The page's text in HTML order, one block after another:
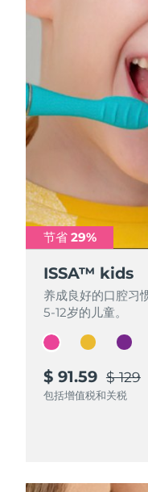
节省 29%
ISSA™ kids
养成良好的口腔习
5-12岁的儿童。
$ 91.59 $ 129
包括增值税和关税
节省 29%
ISSA™ kids
养成良好的口腔习
5-12岁的儿童。
$ 91.59 $ 129
包括增值税和关税
节省 29%
ISSA™ kids
养成良好的口腔习
5-12岁的儿童。
$ 91.59 $ 129
包括增值税和关税